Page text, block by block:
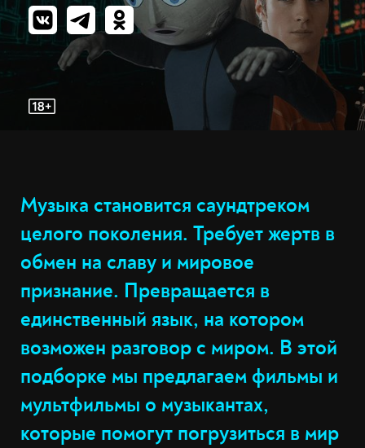
Музыка становится саундтреком
целого поколения. Требует жертв в
обмен на славу и мировое
признание. Превращается в
единственный язык, на котором
возможен разговор с миром. В этой
подборке мы предлагаем фильмы и
мультфильмы о музыкантах,
которые помогут погрузиться в мир